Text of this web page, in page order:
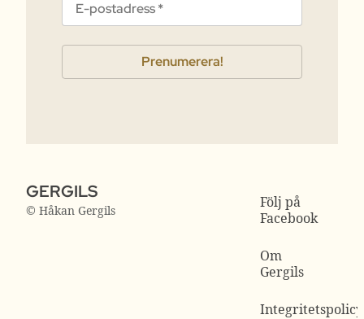
GERGILS
© Håkan Gergils
Följ på
Facebook
Om
Gergils
Integritetspolicy